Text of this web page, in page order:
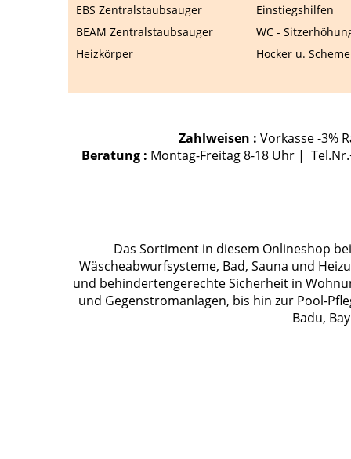
EBS Zentralstaubsauger
BEAM Zentralstaubsauger
Heizkörper
Einstiegshilfen
WC -
Hocker u.
Zahlweisen : Vorkasse -3%
Beratung : Montag-Freitag 8-18 Uhr |
Das Sortiment in diesem Onlineshop
Wäscheabwurfsysteme, Bad, Sauna und
und behindertengerechte Sicherheit in
und Gegenstromanlagen, bis hin zur Pool-
Badu,